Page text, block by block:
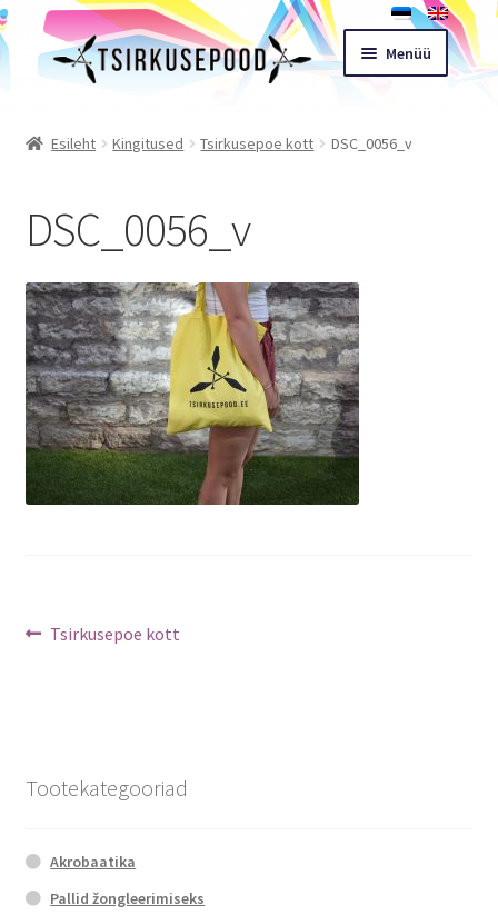
Liigu
navigeerimisele
Liigu
sisu
Menüü
Ostukorv
Müügitingimused
Töötoad
Kontakt
Esileht Kingitused Tsirkusepoe kott DSC_0056_v
DSC_0056_v
Navigeerimine
Previous
Tsirkusepoe kott
Tootekategooriad
Akrobaatika
Pallid žongleerimiseks